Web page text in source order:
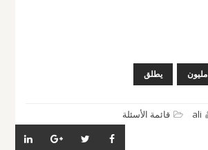
مليون يطلق
ali قائمة الأسئلة